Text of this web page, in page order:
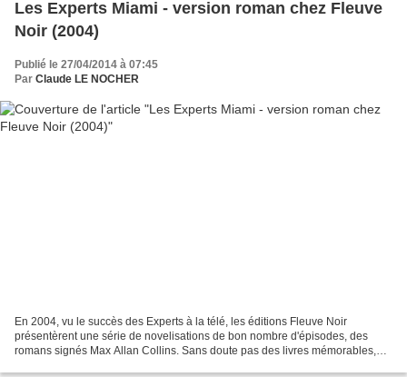
Les Experts Miami - version roman chez Fleuve
Noir (2004)
Publié le 27/04/2014 à 07:45
Par Claude LE NOCHER
En 2004, vu le succès des Experts à la télé, les éditions Fleuve Noir
présentèrent une série de novelisations de bon nombre d'épisodes, des
romans signés Max Allan Collins. Sans doute pas des livres mémorables,